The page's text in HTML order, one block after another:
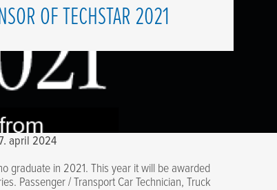
OF TECHSTAR 2021
april 2024
graduate in 2021. This year it will be awarded
Passenger / Transport Car Technician, Truck